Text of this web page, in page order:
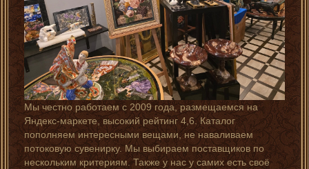
Мы честно работаем с 2009 года, размещаемся на
Яндекс-маркете, высокий рейтинг 4,6. Каталог
пополняем интересными вещами, не наваливаем
потоковую сувенирку. Мы выбираем поставщиков по
нескольким критериям. Также у нас у самих есть своё